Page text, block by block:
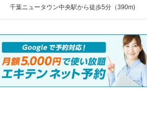
千葉ニュータウン中央駅から徒歩5分（390m)